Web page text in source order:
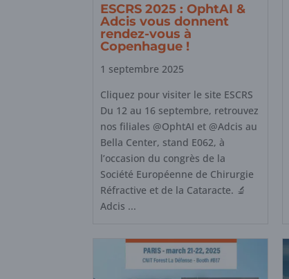
ESCRS 2025 : OphtAI &
Adcis vous donnent
rendez-vous à
Copenhague !
1 septembre 2025
Cliquez pour visiter le site ESCRS
Du 12 au 16 septembre, retrouvez
nos filiales @OphtAI et @Adcis au
Bella Center, stand E062, à
l’occasion du congrès de la
Société Européenne de Chirurgie
Réfractive et de la Cataracte. 🔬
Adcis ...